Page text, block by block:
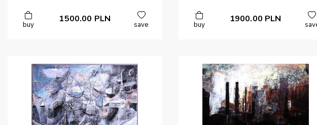
buy
1500.00 PLN
save buy
1900.00 PLN